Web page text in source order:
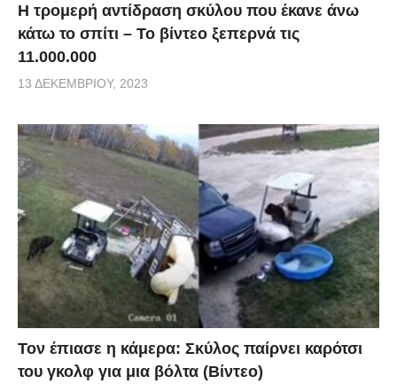
Η τρομερή αντίδραση σκύλου που έκανε άνω
κάτω το σπίτι – Το βίντεο ξεπερνά τις
11.000.000
13 ΔΕΚΕΜΒΡΊΟΥ, 2023
Τον έπιασε η κάμερα: Σκύλος παίρνει καρότσι
του γκολφ για μια βόλτα (Βίντεο)